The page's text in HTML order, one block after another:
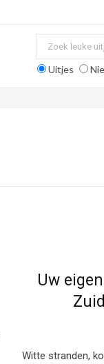
Uitjes
Uw
Witte stranden,